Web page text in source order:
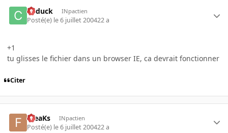
Cyduck INpactien
Posté(e) le 6 juillet 200422 a
+1
tu glisses le fichier dans un browser IE, ca devrait fonctionner
Citer
FreaKs INpactien
Posté(e) le 6 juillet 200422 a